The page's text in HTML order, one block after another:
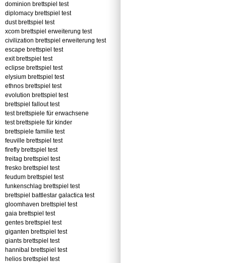
dominion brettspiel test
diplomacy brettspiel test
dust brettspiel test
xcom brettspiel erweiterung test
civilization brettspiel erweiterung test
escape brettspiel test
exit brettspiel test
eclipse brettspiel test
elysium brettspiel test
ethnos brettspiel test
evolution brettspiel test
brettspiel fallout test
test brettspiele für erwachsene
test brettspiele für kinder
brettspiele familie test
feuville brettspiel test
firefly brettspiel test
freitag brettspiel test
fresko brettspiel test
feudum brettspiel test
funkenschlag brettspiel test
brettspiel battlestar galactica test
gloomhaven brettspiel test
gaia brettspiel test
gentes brettspiel test
giganten brettspiel test
giants brettspiel test
hannibal brettspiel test
helios brettspiel test